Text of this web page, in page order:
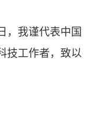
，我谨代表中国
技工作者，致以